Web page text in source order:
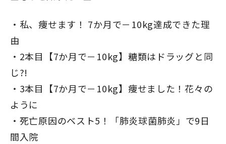
私、痩せます！ 7か月で－10kg達成できた理
由
2本目【7か月で－10kg】糖類はドラッグと同
じ?!
3本目【7か月で－10kg】痩せました！花々の
ように
死亡原因のベスト5！「肺炎球菌肺炎」で9日
間入院